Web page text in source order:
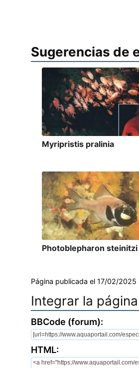
Sugerencias de
Myripristis pralinia
Photoblepharon steinitzi
Página publicada el 17/02/
Integrar la
BBCode (forum):
HTML: